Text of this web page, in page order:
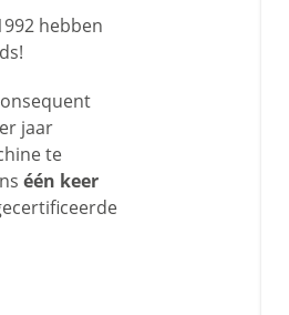
hebben
jaar
te
één keer